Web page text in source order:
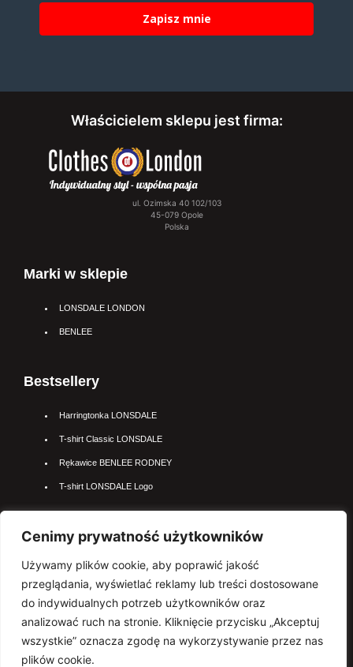
Cenimy prywatność użytkowników
Używamy plików cookie, aby poprawić jakość
przeglądania, wyświetlać reklamy lub treści dostosowane
do indywidualnych potrzeb użytkowników oraz
analizować ruch na stronie. Kliknięcie przycisku „Akceptuj
wszystkie” oznacza zgodę na wykorzystywanie przez nas
plików cookie.
Zapisz mnie
Właścicielem sklepu jest firma:
ul. Ozimska 40 102/103
45-079 Opole
Polska
Marki w sklepie
LONSDALE LONDON
BENLEE
Bestsellery
Harringtonka LONSDALE
T-shirt Classic LONSDALE
Rękawice BENLEE RODNEY
T-shirt LONSDALE Logo
Najpopularniejsze kateogrie
Kurtki LONSDALE
Polo LONSDALE
Rękawice BENLEE
Sprzęt BOKSERSKI
Koszulki LONSDALE